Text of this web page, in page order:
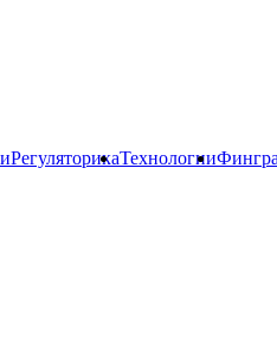
РегуляторикаТехнологии